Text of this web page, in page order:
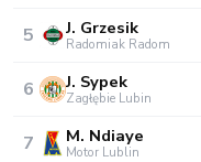
5 J. Grzesik
Radomiak Radom
6 J. Sypek
Zagłębie Lubin
7 M. Ndiaye
Motor Lublin